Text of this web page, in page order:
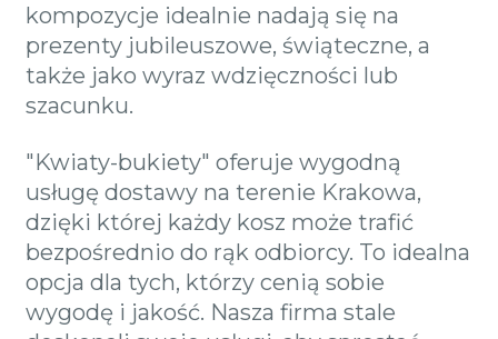
kompozycje idealnie nadają się na
prezenty jubileuszowe, świąteczne, a
także jako wyraz wdzięczności lub
szacunku.
"Kwiaty-bukiety" oferuje wygodną
usługę dostawy na terenie Krakowa,
dzięki której każdy kosz może trafić
bezpośrednio do rąk odbiorcy. To idealna
opcja dla tych, którzy cenią sobie
wygodę i jakość. Nasza firma stale